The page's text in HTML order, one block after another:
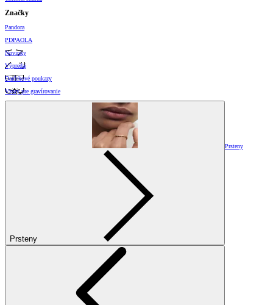
Značky
Pandora
PDPAOLA
Novinky
Výpredaj
Darčekové poukazy
Vzory pre gravírovanie
Prsteny
Prsteny